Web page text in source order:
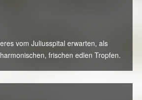
vom Juliusspital erwarten, als
frischen edlen Tropfen.